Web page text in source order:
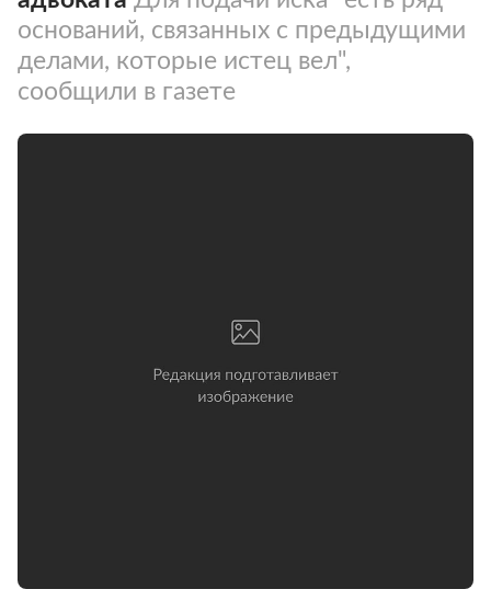
оснований, связанных с предыдущими
делами, которые истец вел",
сообщили в газете